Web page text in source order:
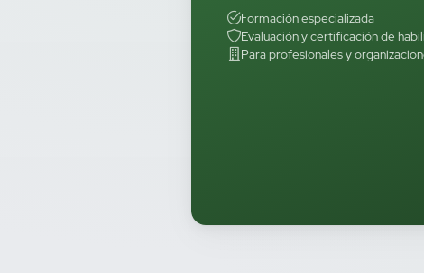
Formación especializada
Evaluación y certificación de
Para profesionales y